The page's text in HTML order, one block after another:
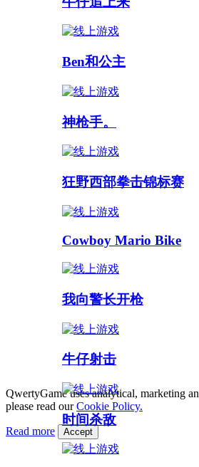
Ben和公主
神枪手。
狂野西部拳击锦标赛
Cowboy Mario Bike
我向警长开枪
牛仔射击
时间杀敌
QwertyGame uses analytical, marketing
please read ourCookie Policy.
Read more Accept